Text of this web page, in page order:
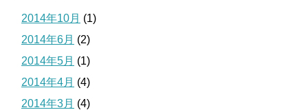
2014年10月 (1)
2014年6月 (2)
2014年5月 (1)
2014年4月 (4)
2014年3月 (4)